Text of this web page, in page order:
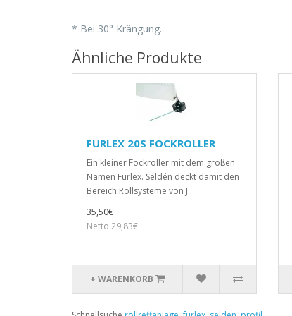
* Bei 30° Krängung.
Ähnliche Produkte
FURLEX 20S FOCKROLLER
Ein kleiner Fockroller mit dem großen
Namen Furlex. Seldén deckt damit den
Bereich Rollsysteme von J..
35,50€
Netto 29,83€
+ WARENKORB